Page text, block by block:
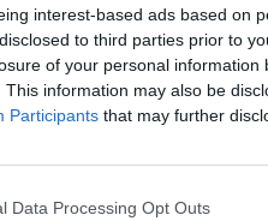
interest-based ads based on
to third parties prior to
of your personal information
This information may also be
Participants that may further
Data Processing Opt Outs
túl sok a szereplő,
a magyar dolgozók:
egyszeri, 150 ezer forintos